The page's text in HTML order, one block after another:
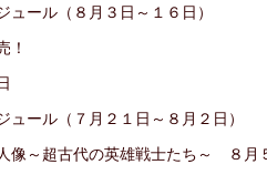
ール（８月３日～１６日）
！
ール（７月２１日～８月２日）
像～超古代の英雄戦士たち～ ８月